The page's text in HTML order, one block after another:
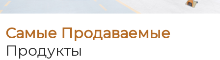
Самые Продаваемые
Продукты